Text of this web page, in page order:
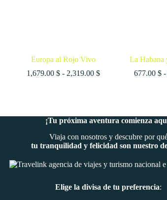
Europa al Rojo Vivo
1,679.00 $ - 2,319.00 $Rango
hasta
2,319.00 $
La Habana
677.00 $ -
¡Tu próxima aventura comienza
Viaja con nosotros y descubre por
tu tranquilidad y felicidad son nuestro
Elige la divisa de tu preferencia: